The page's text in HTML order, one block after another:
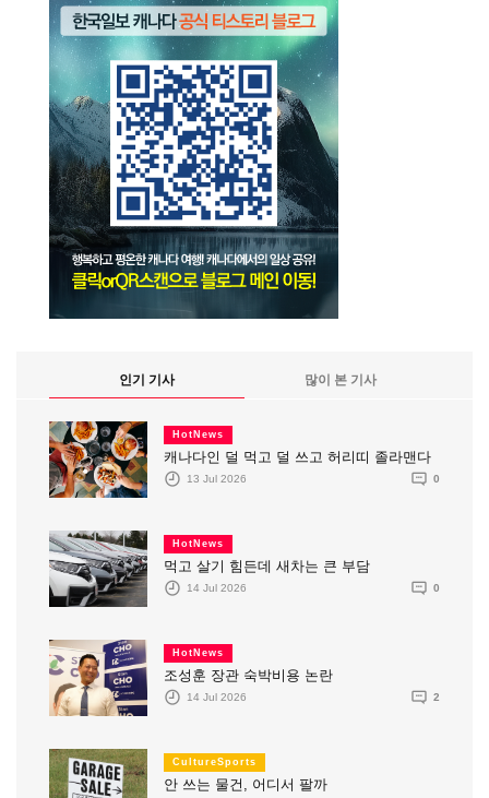
인기 기사 많이 본 기사
HotNews
캐나다인 덜 먹고 덜 쓰고 허리띠 졸라맨다
13 Jul 2026 0
HotNews
먹고 살기 힘든데 새차는 큰 부담
14 Jul 2026 0
HotNews
조성훈 장관 숙박비용 논란
14 Jul 2026 2
CultureSports
안 쓰는 물건, 어디서 팔까